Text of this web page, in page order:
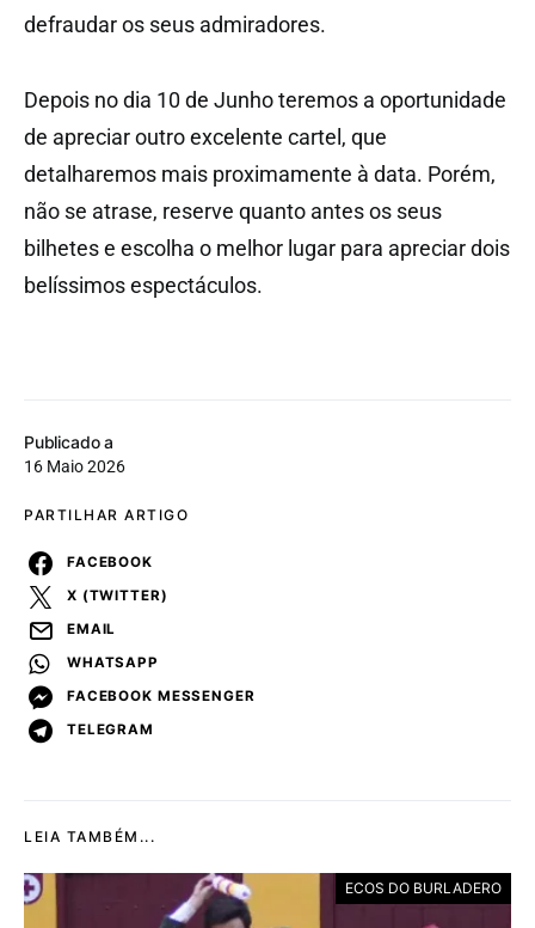
Publicado a
16 Maio 2026
PARTILHAR ARTIGO
FACEBOOK
X (TWITTER)
EMAIL
WHATSAPP
FACEBOOK MESSENGER
TELEGRAM
defraudar os seus admiradores.
Depois no dia 10 de Junho teremos a oportunidade
de apreciar outro excelente cartel, que
detalharemos mais proximamente à data. Porém,
não se atrase, reserve quanto antes os seus
bilhetes e escolha o melhor lugar para apreciar dois
belíssimos espectáculos.
LEIA TAMBÉM...
ECOS DO BURLADERO